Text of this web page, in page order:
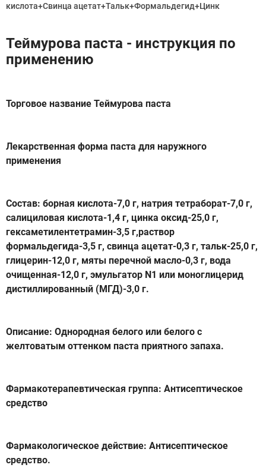
кислота+Свинца ацетат+Тальк+Формальдегид+Цинк
Теймурова паста - инструкция по
применению
Торговое название Теймурова паста
Лекарственная форма паста для наружного
применения
Состав: борная кислота-7,0 г, натрия тетраборат-7,0 г,
салициловая кислота-1,4 г, цинка оксид-25,0 г,
гексаметилентетрамин-3,5 г,раствор
формальдегида-3,5 г, свинца ацетат-0,3 г, тальк-25,0 г,
глицерин-12,0 г, мяты перечной масло-0,3 г, вода
очищенная-12,0 г, эмульгатор N1 или моноглицерид
дистиллированный (МГД)-3,0 г.
Описание: Однородная белого или белого с
желтоватым оттенком паста приятного запаха.
Фармакотерапевтическая группа: Антисептическое
средство
Фармакологическое действие: Антисептическое
средство.